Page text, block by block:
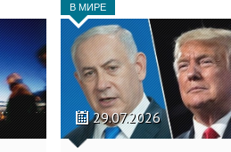
В МИРЕ
29.07.2026